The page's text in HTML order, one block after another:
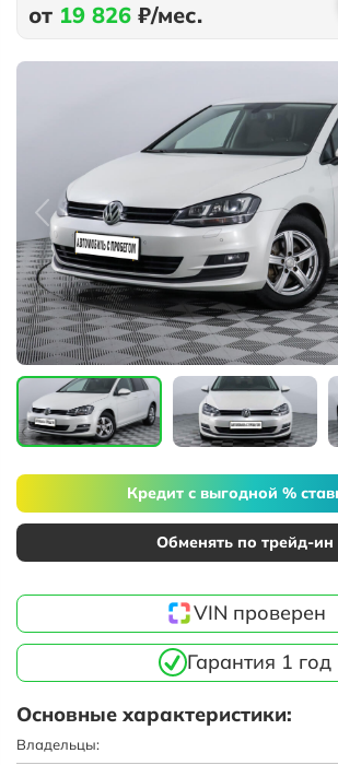
от 19 826 ₽/мес.
Кредит с выгодной %
Обменять по трейд-ин
VIN проверен
Гарантия 1 год
Основные характеристики:
Владельцы: